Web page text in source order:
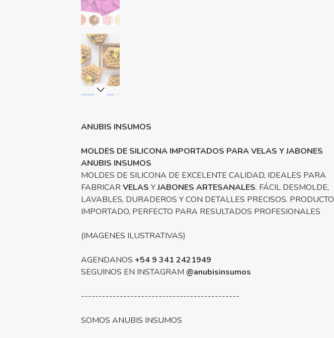
ANUBIS INSUMOS
MOLDES DE SILICONA IMPORTADOS PARA VELAS Y JABONES
ANUBIS INSUMOS
MOLDES DE SILICONA DE EXCELENTE CALIDAD, IDEALES PARA
FABRICARVELAS YJABONES ARTESANALES. FÁCIL DESMOLDE,
LAVABLES, DURADEROS Y CON DETALLES PRECISOS. PRODUCTO
IMPORTADO, PERFECTO PARA RESULTADOS PROFESIONALES
(IMAGENES ILUSTRATIVAS)
AGENDANOS +54 9 341 2421949
SEGUINOS EN INSTAGRAM@anubisinsumos
---------------------------------------------
SOMOS ANUBIS INSUMOS